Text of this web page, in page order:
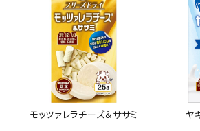
モッツァレラチーズ＆ササミ ヤ